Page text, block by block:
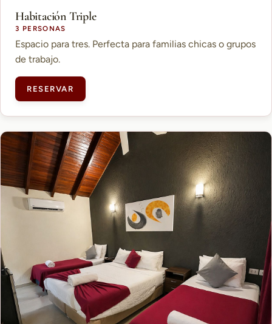
Habitación Triple
3 PERSONAS
Espacio para tres. Perfecta para familias chicas o grupos
de trabajo.
RESERVAR